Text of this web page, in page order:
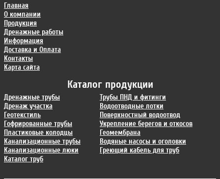
Каталог продукции
Дренажные трубы
Дренаж участка
Геотекстиль
Гофрированные трубы
Пластиковые колодцы
Канализационные трубы
Канализационные люки
Каталог труб
Трубы ПНД и фитинги
Водоотводные лотки
Поверхностный водоотвод
Укрепление берегов и откосов
Геомембрана
Водяные насосы и оголовки
Греющий кабель для труб
Главная
О компании
Продукция
Дренажные работы
Информация
Доставка и Оплата
Контакты
Карта сайта